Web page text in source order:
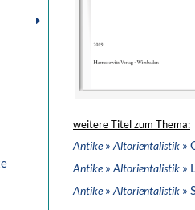
weitere Titel zum Thema:
Antike» Altorientalistik »
Antike» Altorientalistik »
Antike» Altorientalistik »